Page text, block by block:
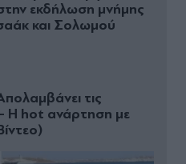
εκδήλωση μνήμης
και Σολωμού
τις
Η hot ανάρτηση με